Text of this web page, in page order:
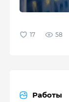
58
Работы